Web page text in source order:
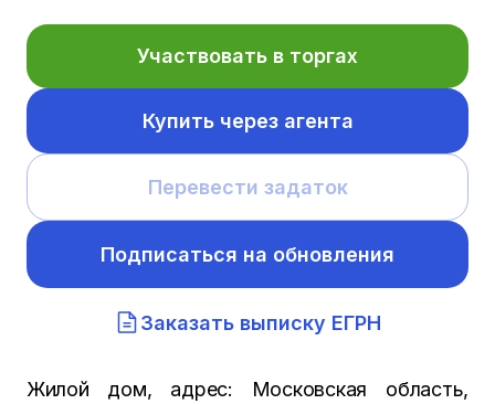
Участвовать в торгах
Купить через агента
Перевести задаток
Подписаться на обновления
Заказать выписку ЕГРН
Жилой дом, адрес: Московская область,